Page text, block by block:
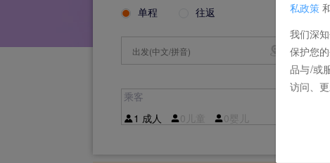
单程 往返
乘客
1 成人 0 儿童 0 婴儿
残疾军
[2026-08-07] 青岛航空2026年3架飞机
私政策
我们深
保护您
品与/或
访问、